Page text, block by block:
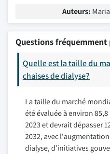
Auteurs:
Questions fréquemment
Quelle est la taille du
chaises de dialyse?
La taille du marché
été évaluée à environ
2023 et devrait dépasser
2032, avec
dialyse, d'initiatives